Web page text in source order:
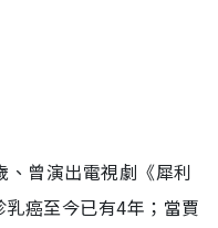
曾演出電視劇《犀利
癌至今已有4年；當賈